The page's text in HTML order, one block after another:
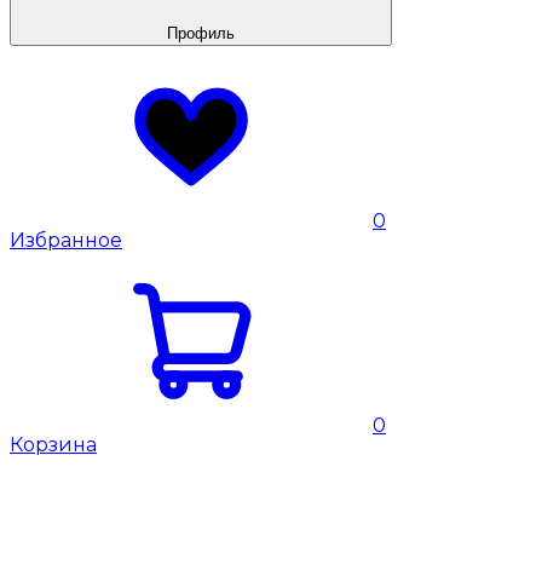
Профиль
0
Избранное
0
Корзина